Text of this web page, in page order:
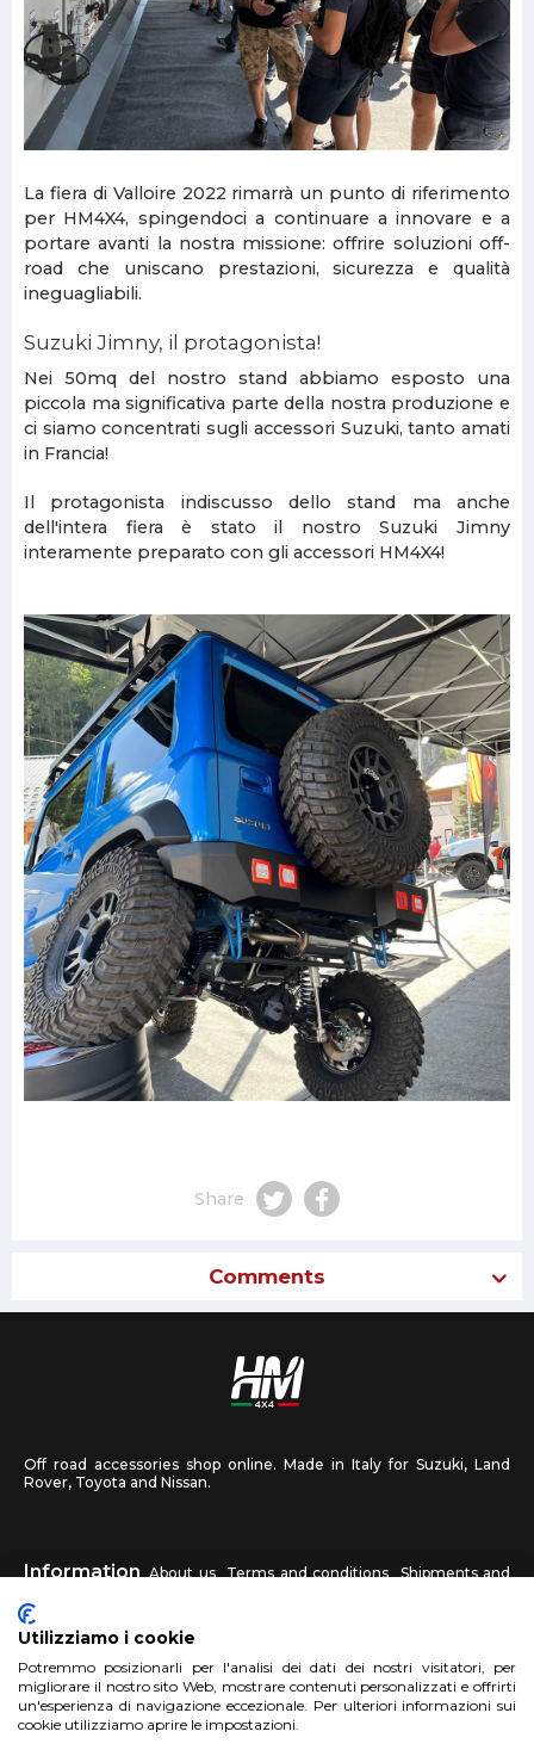
La fiera di Valloire 2022 rimarrà un punto di riferimento
per HM4X4, spingendoci a continuare a innovare e a
portare avanti la nostra missione: offrire soluzioni off-
road che uniscano prestazioni, sicurezza e qualità
ineguagliabili.
Suzuki Jimny, il protagonista!
Nei 50mq del nostro stand abbiamo esposto una
piccola ma significativa parte della nostra produzione e
ci siamo concentrati sugli accessori Suzuki, tanto amati
in Francia!
Il protagonista indiscusso dello stand ma anche
dell'intera fiera è stato il nostro Suzuki Jimny
interamente preparato con gli accessori HM4X4!
Share
Comments
Off road accessories shop online. Made in Italy for Suzuki, Land
Rover, Toyota and Nissan.
Information About us Terms and conditions
Shipments and
returns
HM4X4 FAQ Affiliated workshop Send us a photo
Account Sign up
Utilizziamo i cookie
Potremmo posizionarli per l'analisi dei dati dei nostri visitatori, per
migliorare il nostro sito Web, mostrare contenuti personalizzati e offrirti
un'esperienza di navigazione eccezionale. Per ulteriori informazioni sui
cookie utilizziamo aprire le impostazioni.